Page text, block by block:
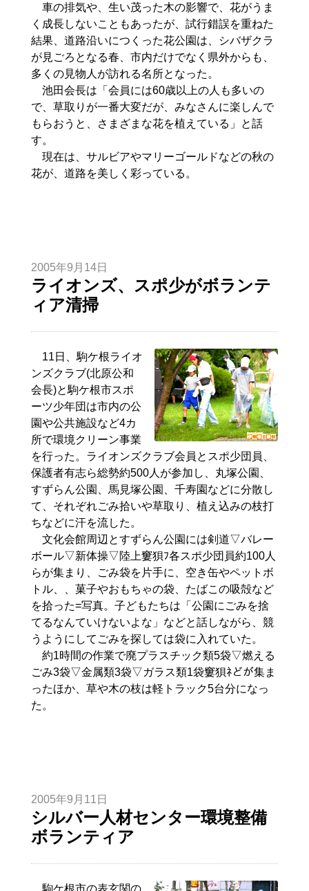
車の排気や、生い茂った木の影響で、花がうま
く成長しないこともあったが、試行錯誤を重ねた
結果、道路沿いにつくった花公園は、シバザクラ
が見ごろとなる春、市内だけでなく県外からも、
多くの見物人が訪れる名所となった。
池田会長は「会員には60歳以上の人も多いの
で、草取りが一番大変だが、みなさんに楽しんで
もらおうと、さまざまな花を植えている」と話
す。
現在は、サルビアやマリーゴールドなどの秋の
花が、道路を美しく彩っている。
2005年9月14日
ライオンズ、スポ少がボランテ
ィア清掃
11日、駒ケ根ライオ
ンズクラブ(北原公和
会長)と駒ケ根市スポ
ーツ少年団は市内の公
園や公共施設など4カ
所で環境クリーン事業
を行った。ライオンズクラブ会員とスポ少団員、
保護者有志ら総勢約500人が参加し、丸塚公園、
すずらん公園、馬見塚公園、千寿園などに分散し
て、それぞれごみ拾いや草取り、植え込みの枝打
ちなどに汗を流した。
文化会館周辺とすずらん公園には剣道▽バレー
ボール▽新体操▽陸上窶狽ﾌ各スポ少団員約100人
らが集まり、ごみ袋を片手に、空き缶やペットボ
トル、、菓子やおもちゃの袋、たばこの吸殻など
を拾った=写真。子どもたちは「公園にごみを捨
てるなんていけないよな」などと話しながら、競
うようにしてごみを探しては袋に入れていた。
約1時間の作業で廃プラスチック類5袋▽燃える
ごみ3袋▽金属類3袋▽ガラス類1袋窶狽ﾈどが集ま
ったほか、草や木の枝は軽トラック5台分になっ
た。
2005年9月11日
シルバー人材センター環境整備
ボランティア
駒ケ根市の表玄関の